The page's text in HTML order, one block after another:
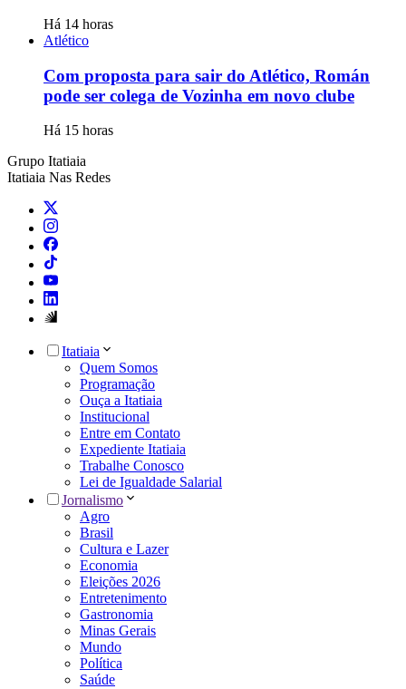
Há 14 horas
Atlético
Com proposta para sair do Atlético, Román
pode ser colega de Vozinha em novo clube
Há 15 horas
Grupo Itatiaia
Itatiaia Nas Redes
Itatiaia
Quem Somos
Programação
Ouça a Itatiaia
Institucional
Entre em Contato
Expediente Itatiaia
Trabalhe Conosco
Lei de Igualdade Salarial
Jornalismo
Agro
Brasil
Cultura e Lazer
Economia
Eleições 2026
Entretenimento
Gastronomia
Minas Gerais
Mundo
Política
Saúde